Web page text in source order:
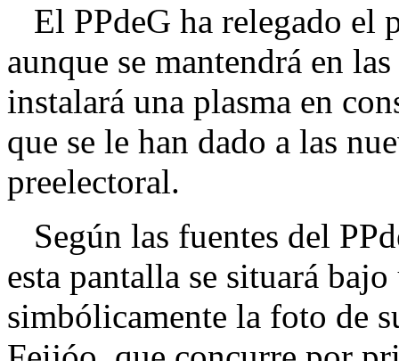
El PPdeG ha relegado el
aunque se mantendrá en
instalará una plasma en
que se le han dado a las
preelectoral.
Según las fuentes del
esta pantalla se situará
simbólicamente la foto de